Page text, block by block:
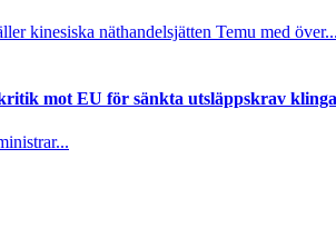
kinesiska näthandelsjätten Temu med över...
mot EU för sänkta utsläppskrav